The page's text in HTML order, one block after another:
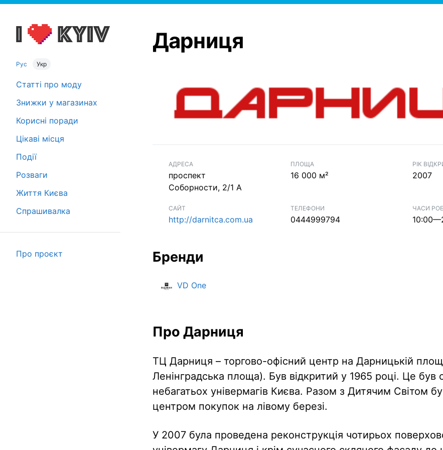
Рус Укр
Статті про моду
Знижки у магазинах
Корисні поради
Цікаві місця
Події
Розваги
Життя Києва
Спрашивалка
Про проєкт
Дарниця
АДРЕСА
проспект
Соборности, 2/1 А
ПЛОЩА
16 000 м²
РІК
2007
САЙТ
http://darnitca.com.ua
ТЕЛЕФОНИ
0444999794
ЧАСИ
Бренди
VD One
Про Дарниця
ТЦ Дарниця – торгово-офісний центр на Дарницькій
Ленінградська площа). Був відкритий у 1965 році. Це був
небагатьох універмагів Києва. Разом з Дитячим Світом
центром покупок на лівому березі.
У 2007 була проведена реконструкція чотирьох